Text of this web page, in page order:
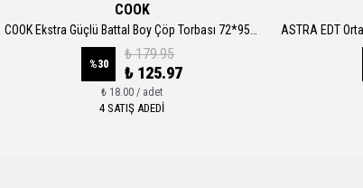
COOK
COOK Ekstra Güçlü Battal Boy Çöp Torbası 72*95 cm
%30
₺ 179.95
₺ 125.97
₺ 18.00 / adet
4 SATIŞ ADEDİ